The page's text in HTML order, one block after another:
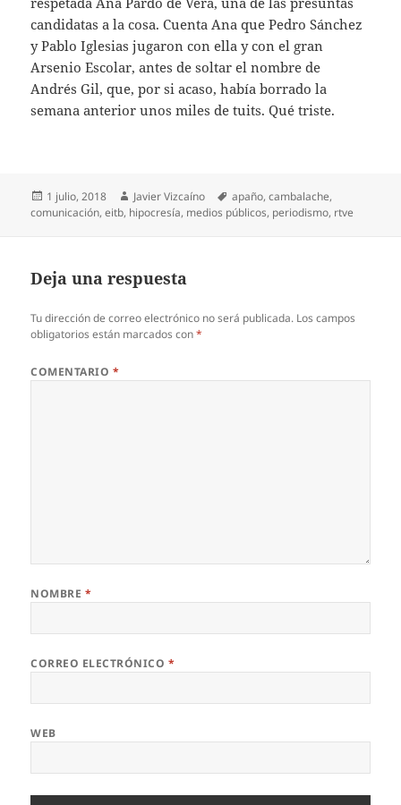
candidatas a la cosa. Cuenta Ana que Pedro Sánchez
y Pablo Iglesias jugaron con ella y con el gran
Arsenio Escolar, antes de soltar el nombre de
Andrés Gil, que, por si acaso, había borrado la
semana anterior unos miles de tuits. Qué triste.
Publicado
el
1 julio, 2018 Autor
Javier Vizcaíno Etiquetas
apaño,cambalache,
comunicación,eitb, hipocresía, medios públicos, periodismo, rtve
Deja una respuesta
Tu dirección de correo electrónico no será publicada. Los campos
obligatorios están marcados con*
COMENTARIO *
NOMBRE *
CORREO ELECTRÓNICO *
WEB